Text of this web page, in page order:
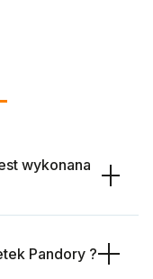
wykonana
Pandory ?